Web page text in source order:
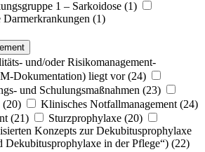
1 – Sarkoidose (1)
(1)
und/oder Risikomanagement-
Dokumentation) liegt vor(24)
und Schulungsmaßnahmen (23)
(20) Klinisches Notfallmanagement (24)
(21) Sturzprophylaxe (20)
Konzepts zur Dekubitusprophylaxe
Dekubitusprophylaxe in der Pflege“) (22)